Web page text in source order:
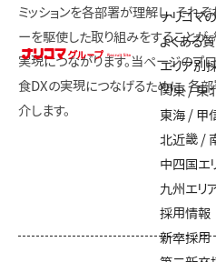
ナリコマ
よくある
エリア別
関東 / 東
東海 / 甲
北近畿 /
中四国エ
九州エリ
採用情報
新卒採用
ミッションを各部署が理解し、それ
ーを駆使した取り組みをすることが
実現につながります。当ページのプ
食DXの実現につなげるために、各部
介します。